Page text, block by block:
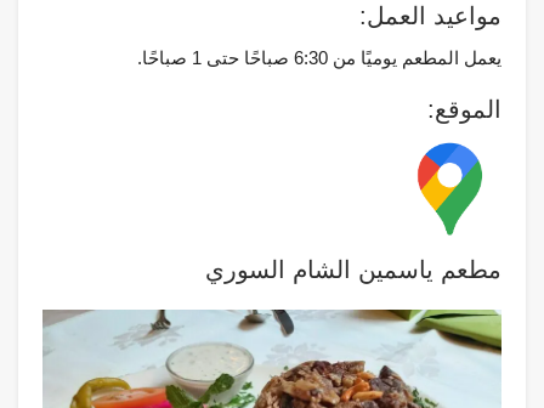
مواعيد العمل:
يعمل المطعم يوميًا من 6:30 صباحًا حتى 1 صباحًا.
الموقع:
مطعم ياسمين الشام السوري